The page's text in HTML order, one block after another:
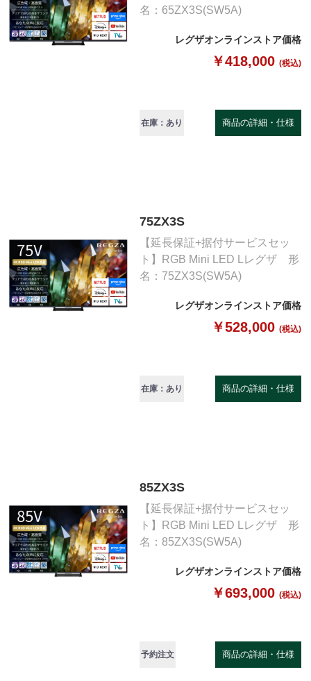
名：65ZX3S(SW5A)
レグザオンラインストア価格
￥418,000 (税込)
在庫：あり 商品の詳細・仕様
75ZX3S
【延長保証+据付サービスセッ
ト】RGB Mini LED Lレグザ 形
名：75ZX3S(SW5A)
レグザオンラインストア価格
￥528,000 (税込)
在庫：あり 商品の詳細・仕様
85ZX3S
【延長保証+据付サービスセッ
ト】RGB Mini LED Lレグザ 形
名：85ZX3S(SW5A)
レグザオンラインストア価格
￥693,000 (税込)
予約注文 商品の詳細・仕様